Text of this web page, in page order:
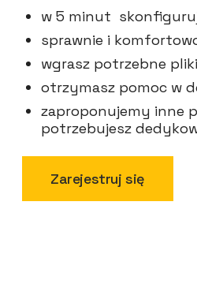
w 5 minut
sprawnie i
wgrasz potrzebne pliki
otrzymasz pomoc w
zaproponujemy inne
potrzebujesz
Zarejestruj się